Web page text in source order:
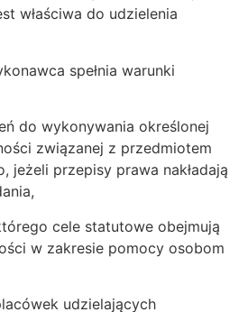
właściwa do udzielenia
spełnia warunki
do wykonywania określonej
związanej z przedmiotem
jeżeli przepisy prawa nakładają
cele statutowe obejmują
w zakresie pomocy osobom
udzielających